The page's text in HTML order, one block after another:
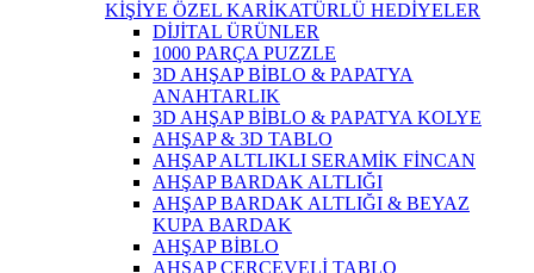
KİŞİYE ÖZEL KARİKATÜRLÜ HEDİYELER
DİJİTAL ÜRÜNLER
1000 PARÇA PUZZLE
3D AHŞAP BİBLO & PAPATYA
ANAHTARLIK
3D AHŞAP BİBLO & PAPATYA KOLYE
AHŞAP & 3D TABLO
AHŞAP ALTLIKLI SERAMİK FİNCAN
AHŞAP BARDAK ALTLIĞI
AHŞAP BARDAK ALTLIĞI & BEYAZ
KUPA BARDAK
AHŞAP BİBLO
AHŞAP ÇERÇEVELİ TABLO